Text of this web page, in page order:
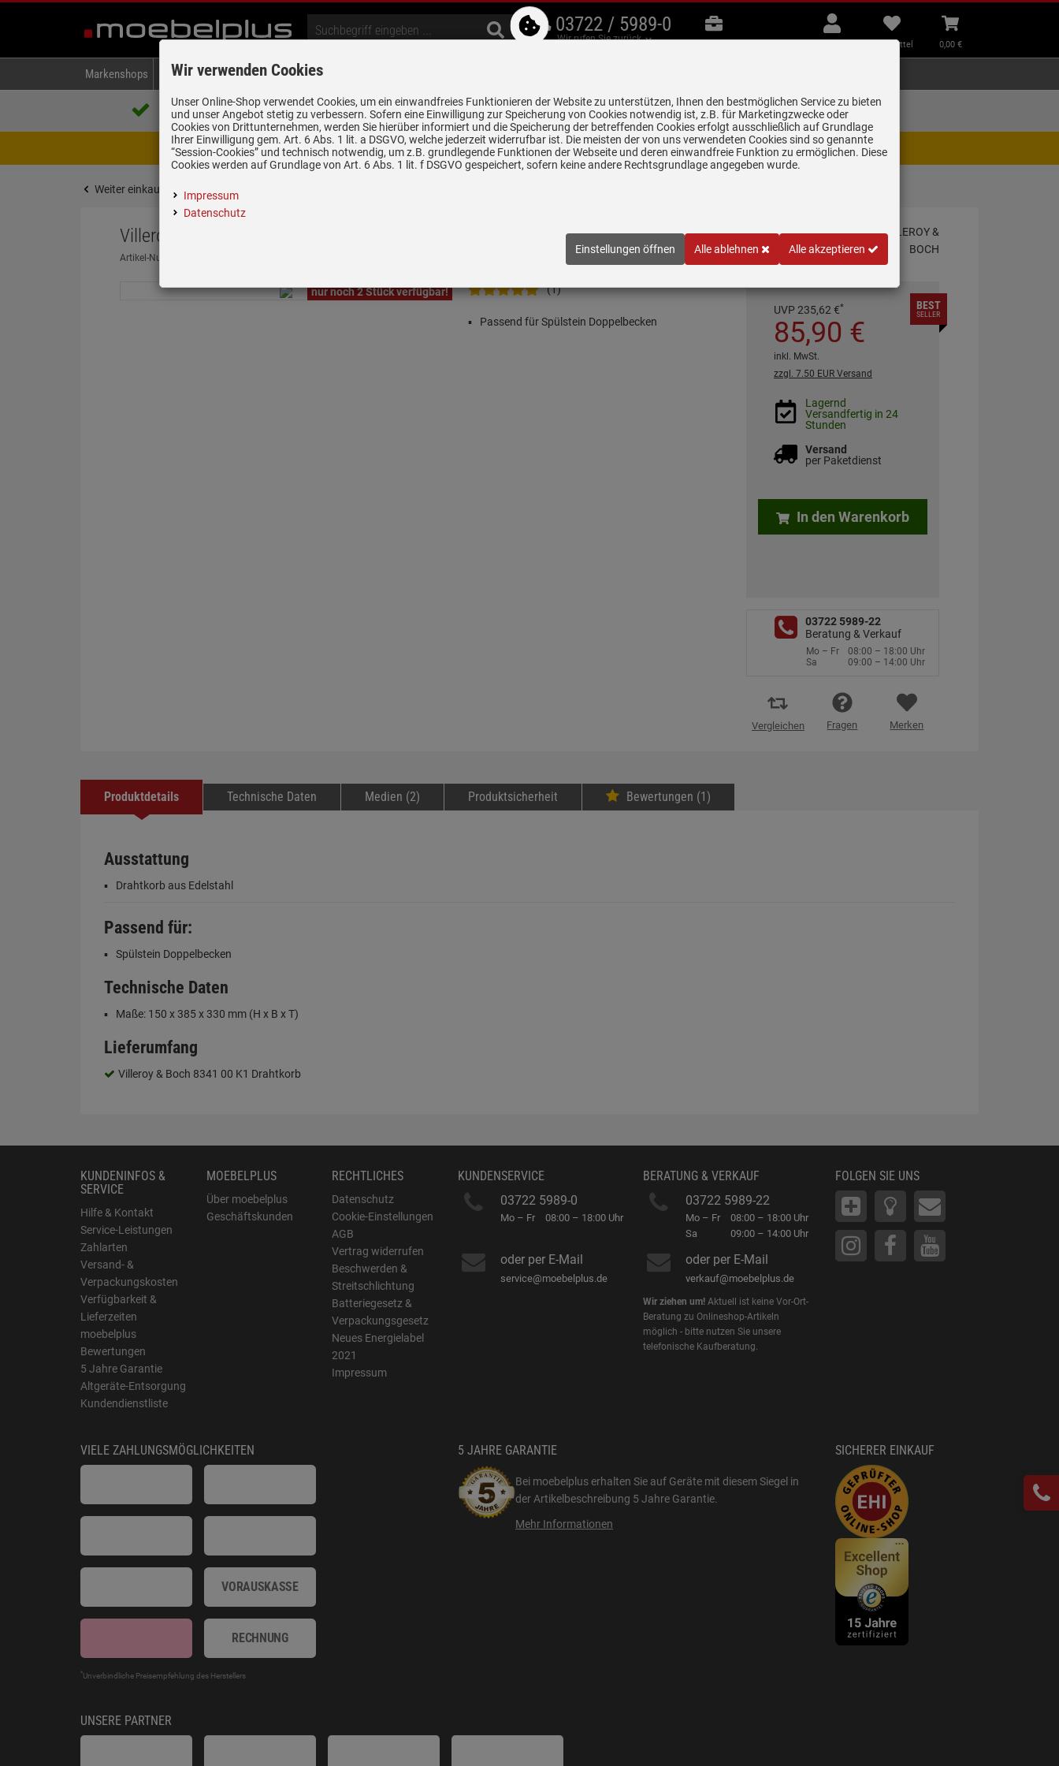
03722 / 5989-0
Wir rufen Sie zurück
B2B
Beratung
Mein
Konto
Merkzettel
aufklappen
Merkzettel
Warenkorb
aufklappen
0,00 €
Markenshops Backen & Kochen Kühlen & Gefrieren
Über 85.000 positive Bewertungen
auf eBay, Amazon und Trusted Shops
5 Jahre Garantie auf
alle gekennzeichneten Produkte
Lieferung zum
Wunschtermin
Achtung Wartungsarbeiten! Zwischen 8 und 10 Uhr werden einige Bilder und PDFs zeitweise nicht angezeigt. Wir bitten um Verständnis.
Weiter einkaufen
Villeroy & Boch 8341 00 K1 Drahtkorb
Artikel-Nummer:
nur noch 2 Stück verfügbar! (1)
Passend für Spülstein Doppelbecken
UVP 235,62 €*
85,90 €
inkl. MwSt.
zzgl. 7.50 EUR Versand
Lagernd
Versandfertig in 24
Stunden
Versand
per Paketdienst
In den Warenkorb
BEST
SELLER
03722 5989-22
Beratung & Verkauf
Mo – Fr
08:00 – 18:00 Uhr
Sa
09:00 – 14:00 Uhr
Vergleichen Fragen Merken
Produktdetails Technische Daten Medien (2) Produktsicherheit Bewertungen (1)
Ausstattung
Drahtkorb aus Edelstahl
Passend für:
Spülstein Doppelbecken
Technische Daten
Maße: 150 x 385 x 330 mm (H x B x T)
Lieferumfang
Villeroy & Boch 8341 00 K1 Drahtkorb
KUNDENINFOS &
SERVICE
Hilfe & Kontakt
Service-Leistungen
Zahlarten
Versand- &
Verpackungskosten
Verfügbarkeit &
Lieferzeiten
moebelplus
Bewertungen
5 Jahre Garantie
Altgeräte-Entsorgung
Kundendienstliste
MOEBELPLUS
Über moebelplus
Geschäftskunden
RECHTLICHES
Datenschutz
Cookie-Einstellungen
AGB
Vertrag widerrufen
Beschwerden &
Streitschlichtung
Batteriegesetz &
Verpackungsgesetz
Neues Energielabel
2021
Impressum
KUNDENSERVICE
03722 5989-0
Mo – Fr 08:00 – 18:00 Uhr
oder per E-Mail
service@moebelplus.de
BERATUNG & VERKAUF
03722 5989-22
Mo – Fr
Sa
08:00 – 18:00 Uhr
09:00 – 14:00 Uhr
oder per E-Mail
verkauf@moebelplus.de
Wir ziehen um! Aktuell ist keine Vor-Ort-
Beratung zu Onlineshop-Artikeln
möglich - bitte nutzen Sie unsere
telefonische Kaufberatung.
FOLGEN SIE UNS
VIELE ZAHLUNGSMÖGLICHKEITEN
VORAUSKASSE
RECHNUNG
*Unverbindliche Preisempfehlung des Herstellers
5 JAHRE GARANTIE
Bei moebelplus erhalten Sie auf Geräte mit diesem Siegel in
der Artikelbeschreibung 5 Jahre Garantie.
Mehr Informationen
SICHERER EINKAUF
UNSERE PARTNER
Wir verwenden Cookies
Unser Online-Shop verwendet Cookies, um ein einwandfreies Funktionieren der Website zu unterstützen, Ihnen den bestmöglichen Service zu bieten
und unser Angebot stetig zu verbessern. Sofern eine Einwilligung zur Speicherung von Cookies notwendig ist, z.B. für Marketingzwecke oder
Cookies von Drittunternehmen, werden Sie hierüber informiert und die Speicherung der betreffenden Cookies erfolgt ausschließlich auf Grundlage
Ihrer Einwilligung gem. Art. 6 Abs. 1 lit. a DSGVO, welche jederzeit widerrufbar ist. Die meisten der von uns verwendeten Cookies sind so genannte
“Session-Cookies” und technisch notwendig, um z.B. grundlegende Funktionen der Webseite und deren einwandfreie Funktion zu ermöglichen. Diese
Cookies werden auf Grundlage von Art. 6 Abs. 1 lit. f DSGVO gespeichert, sofern keine andere Rechtsgrundlage angegeben wurde.
Impressum
Datenschutz
Einstellungen öffnen Alle ablehnen Alle akzeptieren